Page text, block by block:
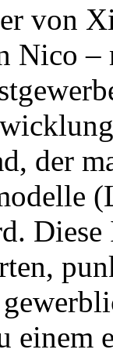
von
–
der
einem